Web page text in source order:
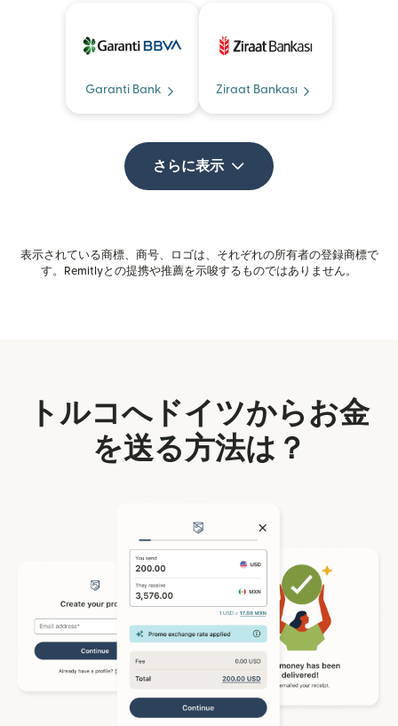
Garanti Bank Ziraat Bankası
さらに表示
表示されている商標、商号、ロゴは、それぞれの所有者の登録商標で
す。Remitlyとの提携や推薦を示唆するものではありません。
トルコへドイツからお金
を送る方法は？